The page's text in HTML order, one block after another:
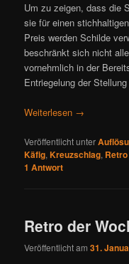
Um zu zeigen, dass die
sie für einen
Preis werden Schilde
beschränkt sich nicht
vornehmlich in der
Entriegelung der
Weiterlesen →
Veröffentlicht unter
Käfig,Kreuzschlag,
1 Antwort
Retro der
Veröffentlicht am31.